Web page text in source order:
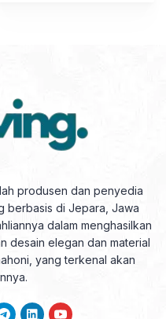
produsen dan penyedia
berbasis di Jepara, Jawa
dalam menghasilkan
desain elegan dan material
yang terkenal akan